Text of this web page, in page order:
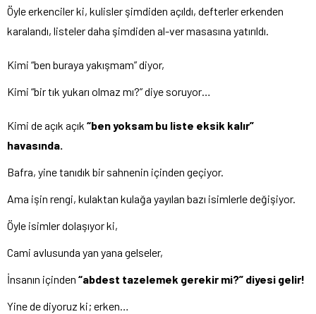
Öyle erkenciler ki, kulisler şimdiden açıldı, defterler erkenden
karalandı, listeler daha şimdiden al-ver masasına yatırıldı.
Kimi “ben buraya yakışmam” diyor,
Kimi “bir tık yukarı olmaz mı?” diye soruyor…
Kimi de açık açık “ben yoksam bu liste eksik kalır”
havasında.
Bafra, yine tanıdık bir sahnenin içinden geçiyor.
Ama işin rengi, kulaktan kulağa yayılan bazı isimlerle değişiyor.
Öyle isimler dolaşıyor ki,
Cami avlusunda yan yana gelseler,
İnsanın içinden “abdest tazelemek gerekir mi?” diyesi gelir!
Yine de diyoruz ki; erken…